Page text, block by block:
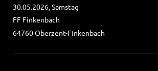
30.05.2026, Samstag
FF Finkenbach
64760 Oberzent-Finkenbach